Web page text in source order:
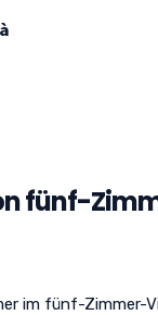
fünf-
im fünf-Zimmer-